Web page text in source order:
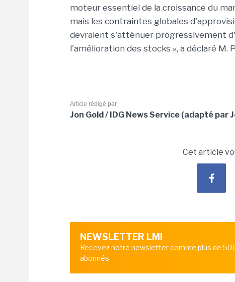
moteur essentiel de la croissance du
mais les contraintes globales
devraient s'atténuer progressivement
l'amélioration des stocks », a déclaré M.
Article rédigé par
Jon Gold / IDG News Service (adapté par
Cet article
NEWSLETTER LMI
Recevez notre newsletter comme plus de
abonnés